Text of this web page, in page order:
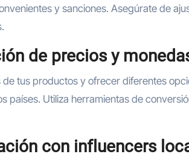
y sanciones. Asegúrate de
de precios y
de tus productos y ofrecer diferentes
países. Utiliza herramientas de
con influencers